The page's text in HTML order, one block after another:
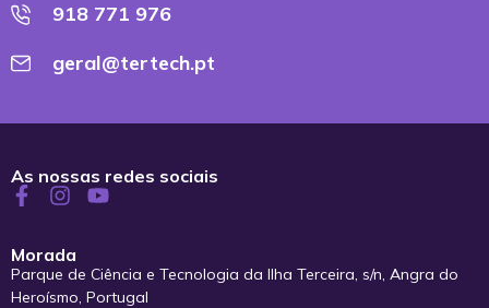
918 771 976
geral@tertech.pt
As nossas redes sociais
Morada
Parque de Ciência e Tecnologia da Ilha Terceira, s/n, Angra do
Heroísmo, Portugal